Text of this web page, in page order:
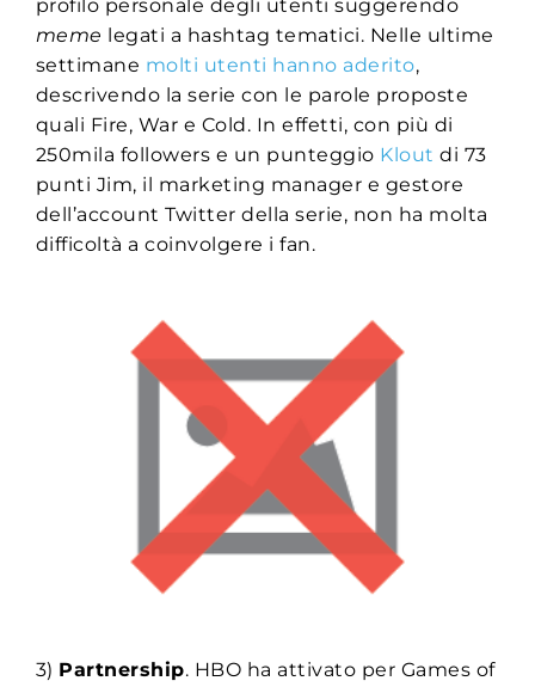
profilo personale degli utenti suggerendo
meme legati a hashtag tematici. Nelle ultime
settimane molti utenti hanno aderito,
descrivendo la serie con le parole proposte
quali Fire, War e Cold. In effetti, con più di
250mila followers e un punteggio Klout di 73
punti Jim, il marketing manager e gestore
dell’account Twitter della serie, non ha molta
difficoltà a coinvolgere i fan.
3) Partnership. HBO ha attivato per Games of